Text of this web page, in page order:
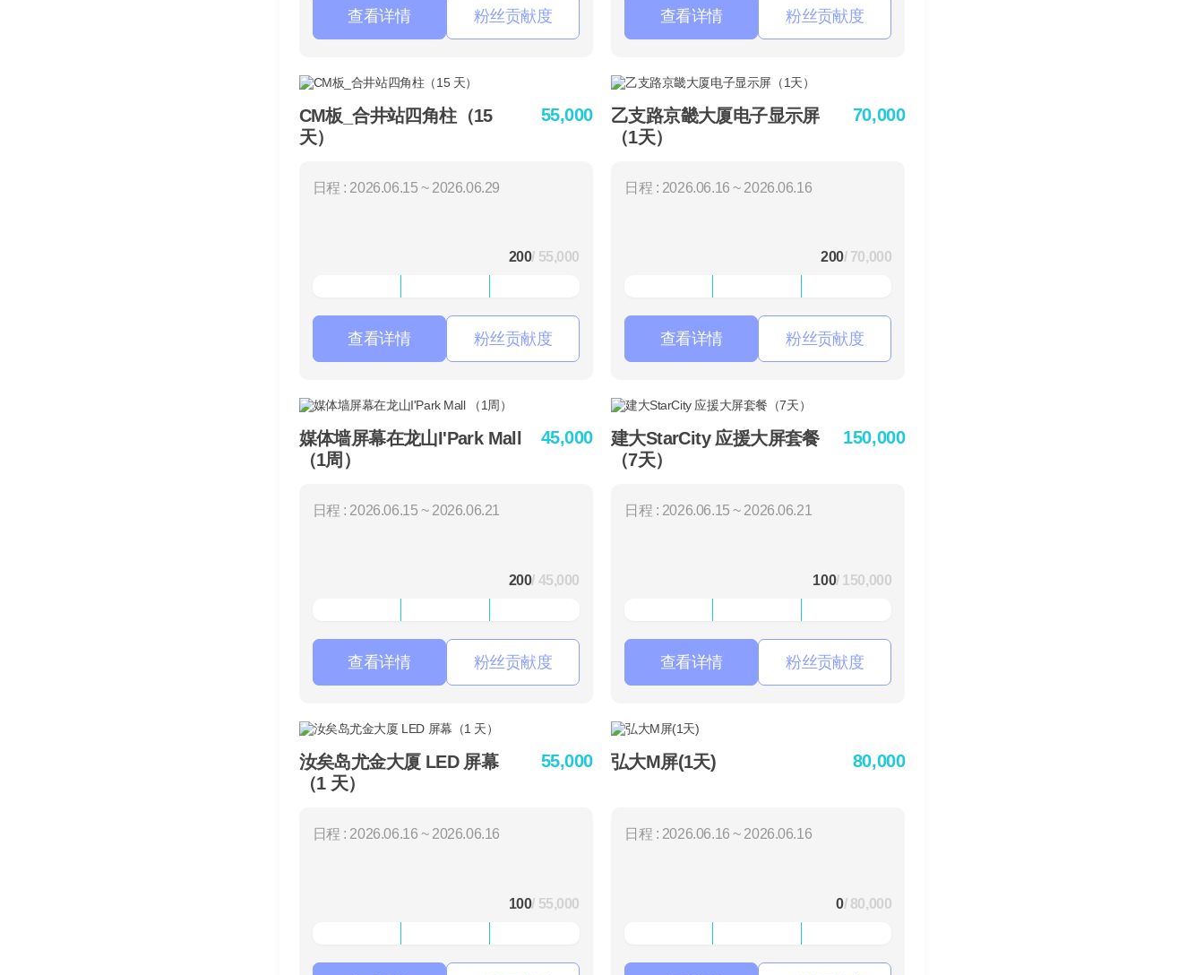
查看详情 粉丝贡献度 查看详情 粉丝贡献度
CM板_合井站四角柱（15
天）
55,000
日程 : 2026.06.15 ~ 2026.06.29
200/ 55,000
查看详情 粉丝贡献度
乙支路京畿大厦电子显示屏
（1天）
70,000
日程 : 2026.06.16 ~ 2026.06.16
200/ 70,000
查看详情 粉丝贡献度
媒体墙屏幕在龙山I'Park Mall
（1周）
45,000
日程 : 2026.06.15 ~ 2026.06.21
200/ 45,000
查看详情 粉丝贡献度
建大StarCity 应援大屏套餐
（7天）
150,000
日程 : 2026.06.15 ~ 2026.06.21
100/ 150,000
查看详情 粉丝贡献度
汝矣岛尤金大厦 LED 屏幕
（1 天）
55,000
日程 : 2026.06.16 ~ 2026.06.16
100/ 55,000
弘大M屏(1天) 80,000
日程 : 2026.06.16 ~ 2026.06.16
0/ 80,000